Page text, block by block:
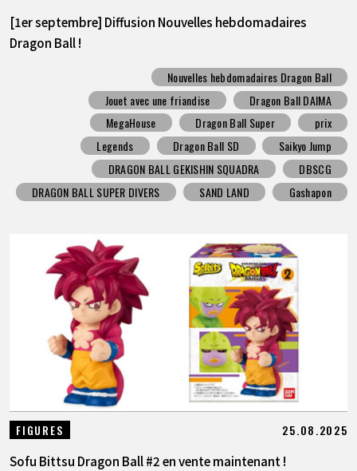
[1er septembre] Diffusion Nouvelles hebdomadaires
Dragon Ball !
Nouvelles hebdomadaires Dragon Ball
Jouet avec une friandise
Dragon Ball DAIMA
MegaHouse
Dragon Ball Super
prix
Legends
Dragon Ball SD
Saikyo Jump
DRAGON BALL GEKISHIN SQUADRA
DBSCG
DRAGON BALL SUPER DIVERS
SAND LAND Gashapon
FIGURES 25.08.2025
Sofu Bittsu Dragon Ball #2 en vente maintenant !